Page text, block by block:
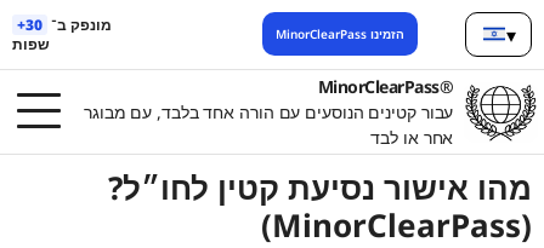
מונפק ב־ 30+
שפות
הזמינו MinorClearPass ▾
®MinorClearPass
עבור קטינים הנוסעים עם הורה אחד בלבד, עם מבוגר
אחר או לבד
מהו אישור נסיעת קטין לחו״ל?
(MinorClearPass)